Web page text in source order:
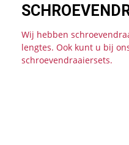
Wij hebben
lengtes. Ook kunt u bij
schroevendraaiersets.